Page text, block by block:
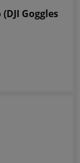
Goggles